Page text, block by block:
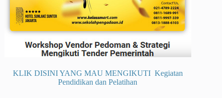
KLIK DISINI YANG MAU MENGIKUTI Kegiatan
Pendidikan dan Pelatihan